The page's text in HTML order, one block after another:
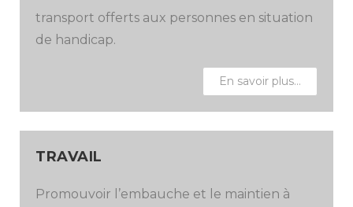
transport offerts aux personnes en situation
de handicap.
En savoir plus…
TRAVAIL
Promouvoir l’embauche et le maintien à